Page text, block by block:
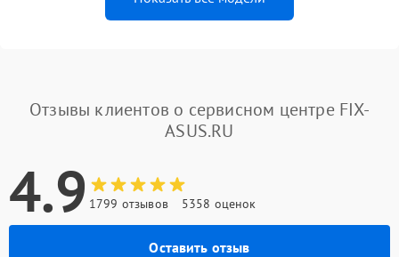
Отзывы клиентов о сервисном центре FIX-
ASUS.RU
4.9 1799 отзывов 5358 оценок
Оставить отзыв